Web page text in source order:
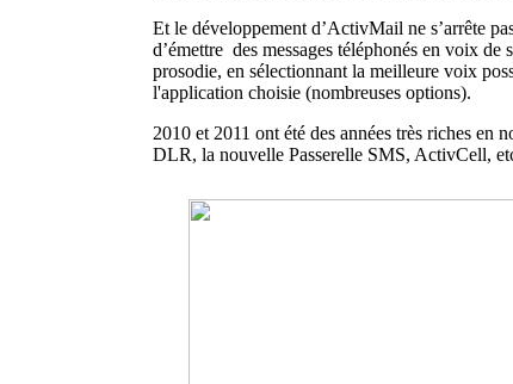
Et le développement d’ActivMail ne s’arrête
d’émettre des messages téléphonés en voix
prosodie, en sélectionnant la meilleure voix
l'application choisie (nombreuses options).
2010 et 2011 ont été des années très riches en
DLR, la nouvelle Passerelle SMS, ActivCell,